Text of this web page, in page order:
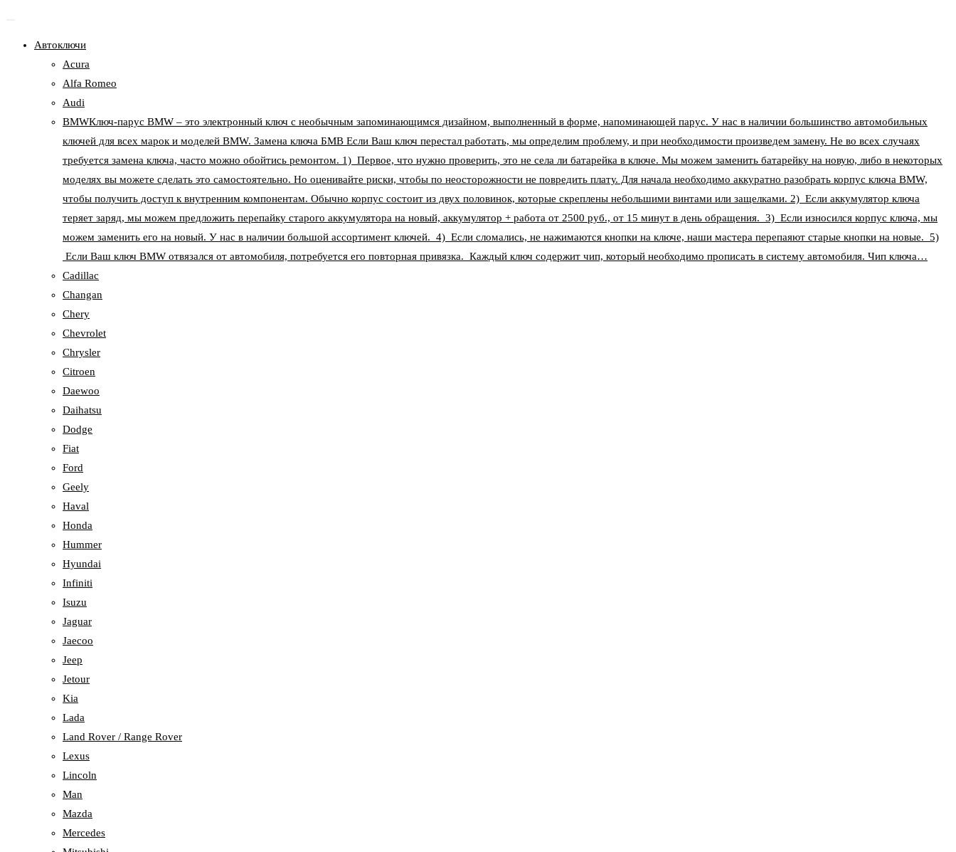
Автоключи
Acura
Alfa Romeo
Audi
BMWКлюч-парус BMW – это электронный ключ с необычным запоминающимся дизайном, выполненный в форме, напоминающей парус. У нас в наличии большинство автомобильных
ключей для всех марок и моделей BMW. Замена ключа БМВ Если Ваш ключ перестал работать, мы определим проблему, и при необходимости произведем замену. Не во всех случаях
требуется замена ключа, часто можно обойтись ремонтом. 1) Первое, что нужно проверить, это не села ли батарейка в ключе. Мы можем заменить батарейку на новую, либо в некоторых
моделях вы можете сделать это самостоятельно. Но оценивайте риски, чтобы по неосторожности не повредить плату. Для начала необходимо аккуратно разобрать корпус ключа BMW,
чтобы получить доступ к внутренним компонентам. Обычно корпус состоит из двух половинок, которые скреплены небольшими винтами или защелками. 2) Если аккумулятор ключа
теряет заряд, мы можем предложить перепайку старого аккумулятора на новый, аккумулятор + работа от 2500 руб., от 15 минут в день обращения. 3) Если износился корпус ключа, мы
можем заменить его на новый. У нас в наличии большой ассортимент ключей. 4) Если сломались, не нажимаются кнопки на ключе, наши мастера перепаяют старые кнопки на новые. 5)
Если Ваш ключ BMW отвязался от автомобиля, потребуется его повторная привязка. Каждый ключ содержит чип, который необходимо прописать в систему автомобиля. Чип ключа…
Cadillac
Changan
Chery
Chevrolet
Chrysler
Citroen
Daewoo
Daihatsu
Dodge
Fiat
Ford
Geely
Haval
Honda
Hummer
Hyundai
Infiniti
Isuzu
Jaguar
Jaecoo
Jeep
Jetour
Kia
Lada
Land Rover / Range Rover
Lexus
Lincoln
Man
Mazda
Mercedes